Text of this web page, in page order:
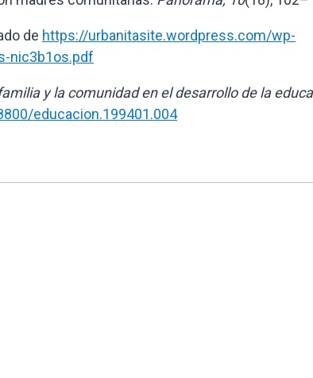
de https://urbanitasite.wordpress.com/wp-
nic3b1os.pdf
y la comunidad en el desarrollo de la
educacion.199401.004